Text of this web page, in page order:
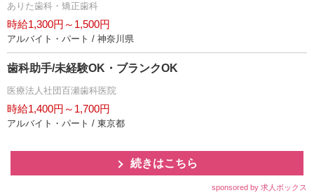
ありた歯科・矯正歯科
時給1,300円～1,500円
アルバイト・パート / 神奈川県
歯科助手/未経験OK・ブランクOK
医療法人社団百瀬歯科医院
時給1,400円～1,700円
アルバイト・パート / 東京都
続きはこちら
sponsored by 求人ボックス